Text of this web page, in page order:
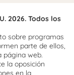
2026. Todos los
sobre programas
parte de ellos,
página web.
la oposición
en la